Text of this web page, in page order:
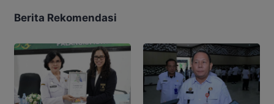
Berita Rekomendasi